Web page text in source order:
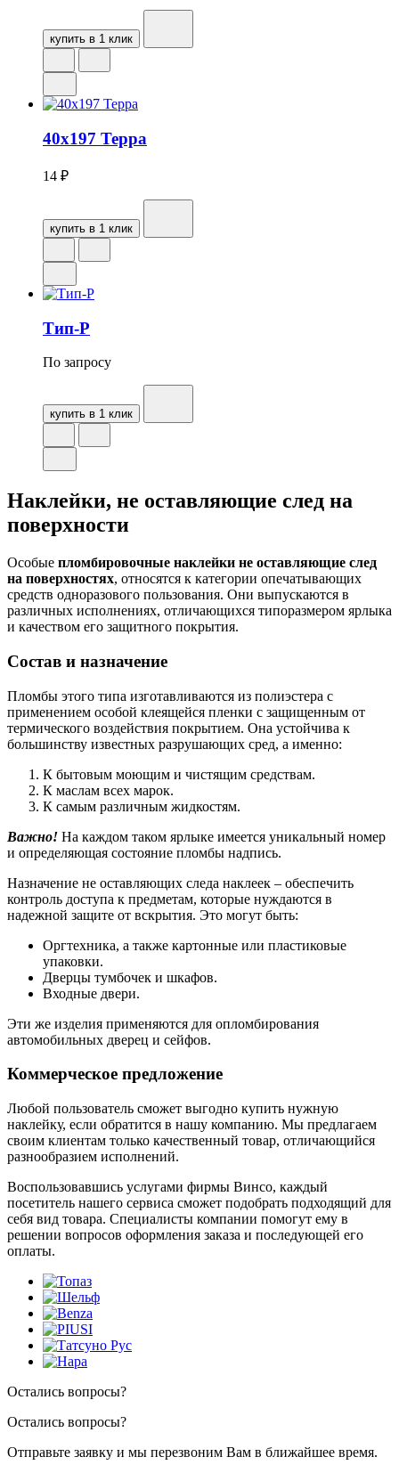
купить в 1 клик
40х197 Терра
14 ₽
купить в 1 клик
Тип-Р
По запросу
купить в 1 клик
Наклейки, не оставляющие след на
поверхности
Особые пломбировочные наклейки не оставляющие след
на поверхностях, относятся к категории опечатывающих
средств одноразового пользования. Они выпускаются в
различных исполнениях, отличающихся типоразмером ярлыка
и качеством его защитного покрытия.
Состав и назначение
Пломбы этого типа изготавливаются из полиэстера с
применением особой клеящейся пленки с защищенным от
термического воздействия покрытием. Она устойчива к
большинству известных разрушающих сред, а именно:
К бытовым моющим и чистящим средствам.
К маслам всех марок.
К самым различным жидкостям.
Важно! На каждом таком ярлыке имеется уникальный номер
и определяющая состояние пломбы надпись.
Назначение не оставляющих следа наклеек – обеспечить
контроль доступа к предметам, которые нуждаются в
надежной защите от вскрытия. Это могут быть:
Оргтехника, а также картонные или пластиковые
упаковки.
Дверцы тумбочек и шкафов.
Входные двери.
Эти же изделия применяются для опломбирования
автомобильных дверец и сейфов.
Коммерческое предложение
Любой пользователь сможет выгодно купить нужную
наклейку, если обратится в нашу компанию. Мы предлагаем
своим клиентам только качественный товар, отличающийся
разнообразием исполнений.
Воспользовавшись услугами фирмы Винсо, каждый
посетитель нашего сервиса сможет подобрать подходящий для
себя вид товара. Специалисты компании помогут ему в
решении вопросов оформления заказа и последующей его
оплаты.
Остались вопросы?
Остались вопросы?
Отправьте заявку и мы перезвоним Вам в ближайшее время.